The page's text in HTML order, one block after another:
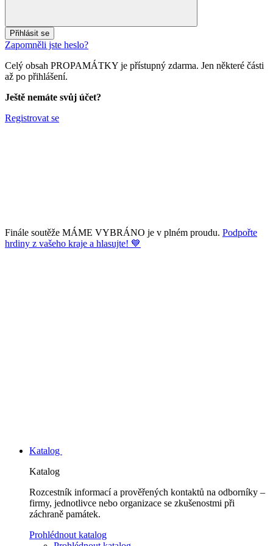
Přihlásit se
Zapomněli jste heslo?
Celý obsah PROPAMÁTKY je přístupný zdarma. Jen některé části
až po přihlášení.
Ještě nemáte svůj účet?
Registrovat se
Finále soutěže MÁME VYBRÁNO je v plném proudu. Podpořte
hrdiny z vašeho kraje a hlasujte! 💙
Katalog
Katalog
Rozcestník informací a prověřených kontaktů na odborníky –
firmy, jednotlivce nebo organizace se zkušenostmi při
záchraně památek.
Prohlédnout katalog